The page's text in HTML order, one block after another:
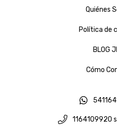
Quiénes
Política de
BLOG
Cómo
1164109920